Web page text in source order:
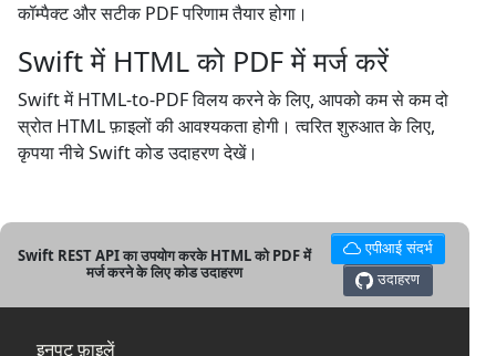
कॉम्पैक्ट और सटीक PDF परिणाम तैयार होगा।
Swift में HTML को PDF में मर्ज करें
Swift में HTML-to-PDF विलय करने के लिए, आपको कम से कम दो
स्रोत HTML फ़ाइलों की आवश्यकता होगी। त्वरित शुरुआत के लिए,
कृपया नीचे Swift कोड उदाहरण देखें।
Swift REST API का उपयोग करके HTML को PDF में
मर्ज करने के लिए कोड उदाहरण
एपीआई संदर्भ
उदाहरण
इनपुट फ़ाइलें